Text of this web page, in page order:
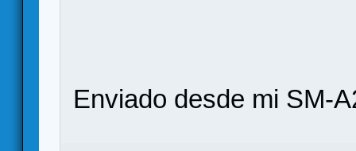
Enviado desde mi SM-